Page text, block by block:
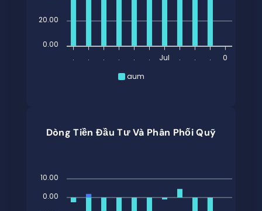
aum
20.00
0.00
.
. . . . . Jul . . . 0
Dòng Tiền Đầu Tư Và Phân Phối Quỹ
10.00
0.00